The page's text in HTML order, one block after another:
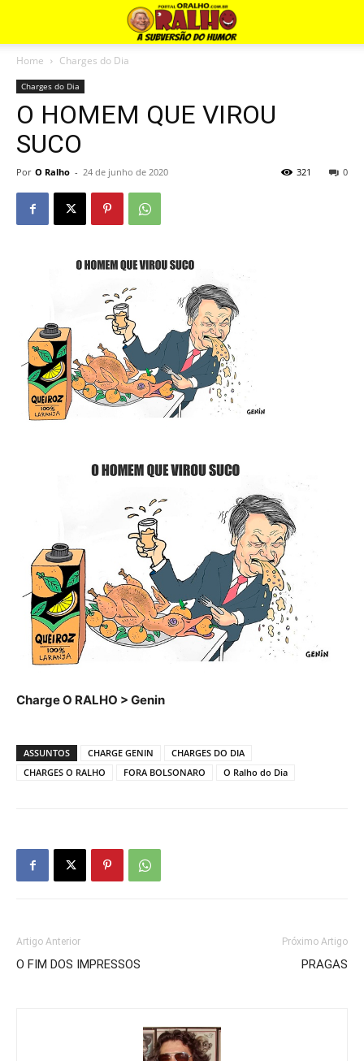
Home Charges do Dia
Charges do Dia
O HOMEM QUE VIROU
SUCO
Por O Ralho - 24 de junho de 2020 0
321
Charge O RALHO > Genin
ASSUNTOS CHARGE GENIN
CHARGES DO DIA
CHARGES O RALHO
FORA BOLSONARO O Ralho do Dia
Artigo Anterior
O FIM DOS IMPRESSOS
Próximo Artigo
PRAGAS